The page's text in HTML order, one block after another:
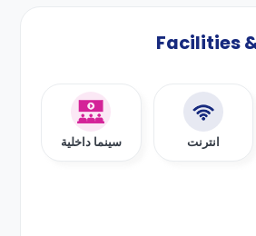
Facilities
انترنت سينما داخلية